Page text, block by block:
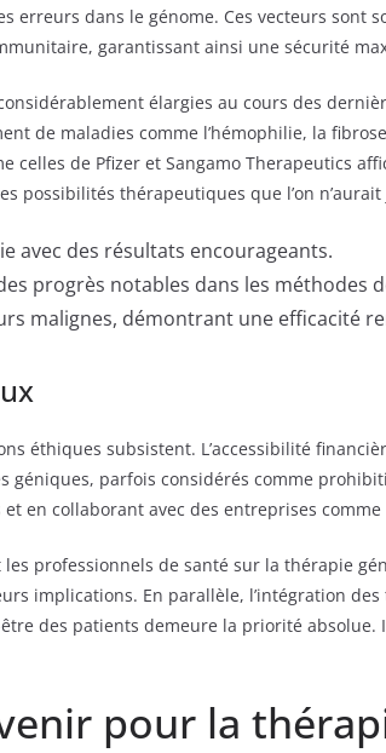
dans le génome. Ces vecteurs sont
garantissant ainsi une sécurité
élargies au cours des
de maladies comme l’hémophilie, la
celles de Pfizer et Sangamo Therapeutics
possibilités thérapeutiques que l’on
avec des résultats encourageants.
progrès notables dans les méthodes
malignes, démontrant une efficacité
éthiques subsistent. L’accessibilité
géniques, parfois considérés comme
en collaborant avec des entreprises
professionnels de santé sur la thérapie
implications. En parallèle, l’intégration
des patients demeure la priorité
pour la